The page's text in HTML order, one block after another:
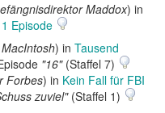
Maddox) in
1 Episode
) in Tausend
"16"(Staffel 7)
Forbes) in Kein Fall für FBI
zuviel"(Staffel 1)